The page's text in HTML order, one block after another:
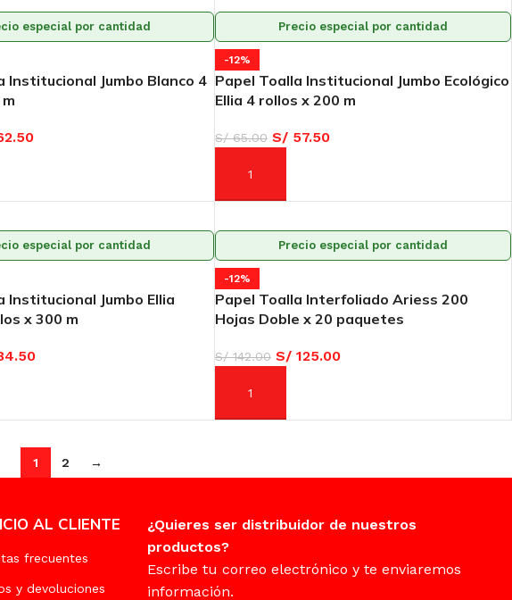
especial por cantidad
Institucional Jumbo Blanco 4
Precio especial por cantidad
-12%
Papel Toalla Institucional Jumbo Ecológico
Ellia 4 rollos x 200 m
S/65.00 S/57.50
AÑADIR AL CARRITO
especial por cantidad
Institucional Jumbo Ellia
x 300 m
Precio especial por cantidad
-12%
Papel Toalla Interfoliado Ariess 200
Hojas Doble x 20 paquetes
S/142.00 S/125.00
AÑADIR AL CARRITO
1 2 →
AL CLIENTE
frecuentes
y devoluciones
¿Quieres ser distribuidor de nuestros
productos?
Escribe tu correo electrónico y te enviaremos
información.